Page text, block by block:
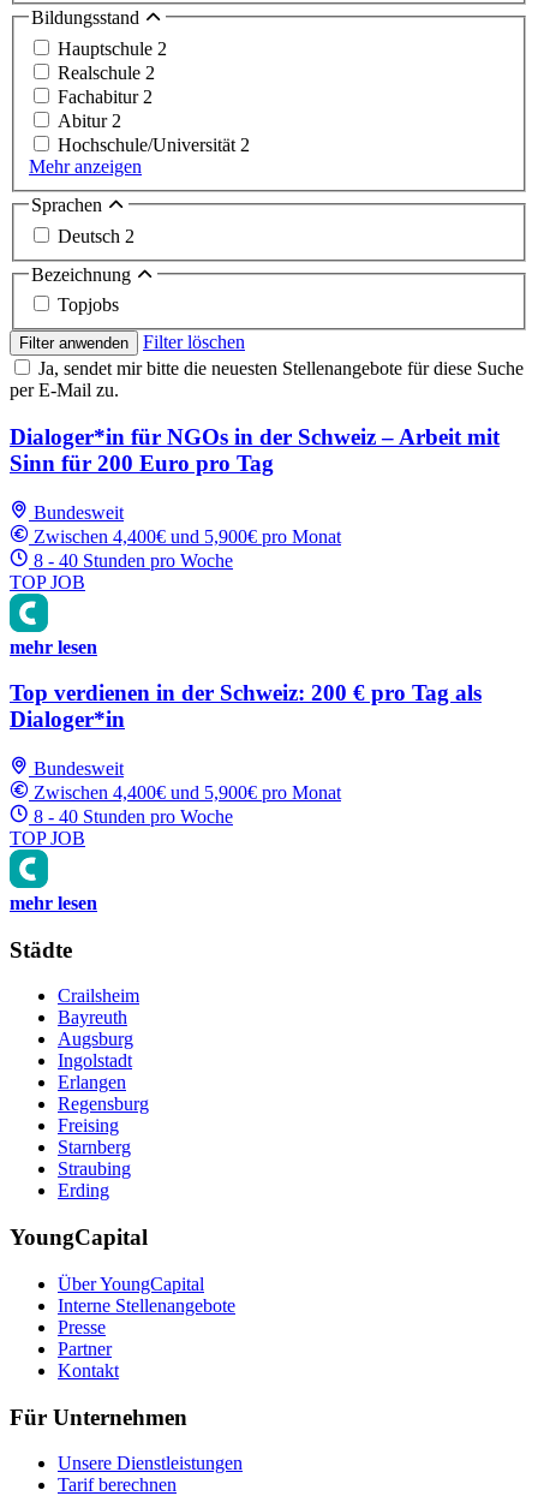
Bildungsstand
Hauptschule 2
Realschule 2
Fachabitur 2
Abitur 2
Hochschule/Universität 2
Mehr anzeigen
Sprachen
Deutsch 2
Bezeichnung
Topjobs
Filter anwenden
Filter löschen
Ja, sendet mir bitte die neuesten Stellenangebote für diese Suche
per E-Mail zu.
Dialoger*in für NGOs in der Schweiz – Arbeit mit
Sinn für 200 Euro pro Tag
Bundesweit
Zwischen 4,400€ und 5,900€ pro Monat
8 - 40 Stunden pro Woche
TOP JOB
mehr lesen
Top verdienen in der Schweiz: 200 € pro Tag als
Dialoger*in
Bundesweit
Zwischen 4,400€ und 5,900€ pro Monat
8 - 40 Stunden pro Woche
TOP JOB
mehr lesen
Städte
Crailsheim
Bayreuth
Augsburg
Ingolstadt
Erlangen
Regensburg
Freising
Starnberg
Straubing
Erding
YoungCapital
Über YoungCapital
Interne Stellenangebote
Presse
Partner
Kontakt
Für Unternehmen
Unsere Dienstleistungen
Tarif berechnen